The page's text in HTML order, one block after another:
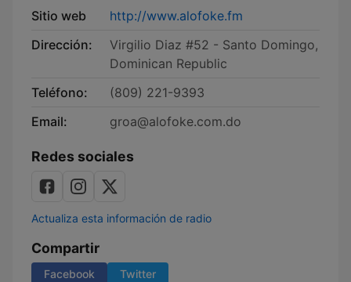
Sitio web
http://www.alofoke.fm
Dirección:
Virgilio Diaz #52 - Santo Domingo,
Dominican Republic
Teléfono:
(809) 221-9393
Email:
groa@alofoke.com.do
Redes sociales
Actualiza esta información de radio
Compartir
Facebook Twitter